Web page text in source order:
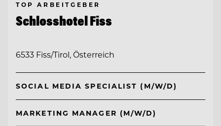
TOP ARBEITGEBER
Schlosshotel Fiss
6533 Fiss/Tirol, Österreich
SOCIAL MEDIA SPECIALIST (M/W/D)
MARKETING MANAGER (M/W/D)